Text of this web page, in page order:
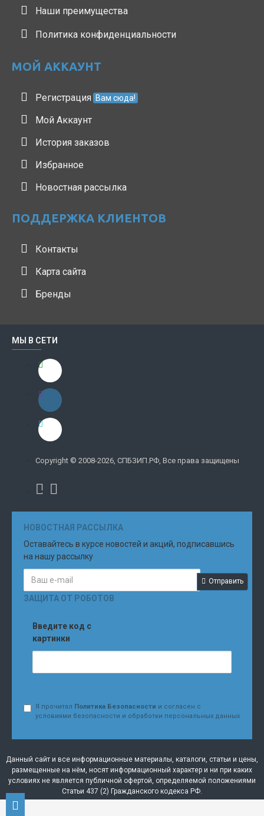
Наши преимущества
Политика конфиденциальности
МОЙ АККАУНТ
Регистрация Вам сюда!
Мой Аккаунт
История заказов
Избранное
Новостная рассылка
ПОДДЕРЖКА КЛИЕНТОВ
Контакты
Карта сайта
Бренды
МЫ В СЕТИ
Copyright © 2008-2026, СПБЗИП.РФ, Все права защищены
НОВОСТНАЯ РАССЫЛКА
Оставайтесь в курсе новостей и акций, подписавшись
на нашу рассылку
Отправить
ЗАЩИТА ОТ РОБОТОВ
Введите код с
картинки
Я прочитал Политика Безопасности и согласен с
условиями безопасности и обработки персональных данных
Данный сайт и все информационные материалы, каталоги, статьи и цены,
размещенные на нём, носят информационный характер и ни при каких
условиях не является публичной офертой, определяемой положениями
Статьи 437 (2) Гражданского кодекса РФ.